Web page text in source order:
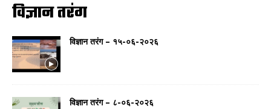
विज्ञान तरंग
विज्ञान तरंग – १५-०६-२०२६
विज्ञान तरंग – ८-०६-२०२६